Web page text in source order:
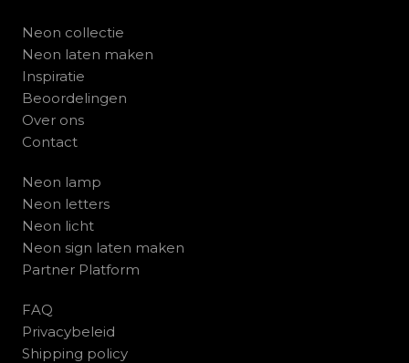
Neon collectie
Neon laten maken
Inspiratie
Beoordelingen
Over ons
Contact
Neon lamp
Neon letters
Neon licht
Neon sign laten maken
Partner Platform
FAQ
Privacybeleid
Shipping policy